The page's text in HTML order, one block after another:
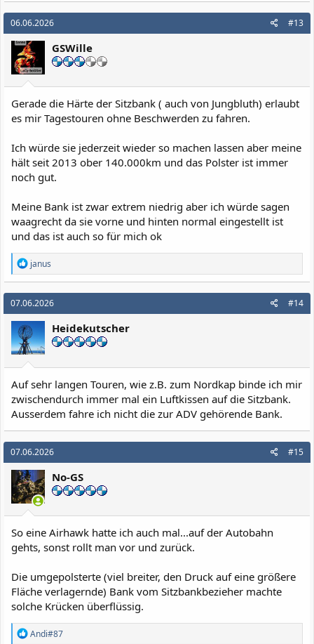
06.06.2026 #13
GSWille
Gerade die Härte der Sitzbank ( auch von Jungbluth) erlaubt
es mir Tagestouren ohne Beschwerden zu fahren.
Ich würde sie jederzeit wieder so machen lassen aber meine
hält seit 2013 ober 140.000km und das Polster ist immer
noch gut.
Meine Bank ist zwar extrem niedrig aber ich würde sagen
waagrecht da sie vorne und hinten normal eingestellt ist
und das ist auch so für mich ok
R
e
a
k
t
i
o
n
e
n
janus
07.06.2026 #14
Heidekutscher
Auf sehr langen Touren, wie z.B. zum Nordkap binde ich mir
zwischendurch immer mal ein Luftkissen auf die Sitzbank.
Ausserdem fahre ich nicht die zur ADV gehörende Bank.
07.06.2026 #15
No-GS
So eine Airhawk hatte ich auch mal...auf der Autobahn
gehts, sonst rollt man vor und zurück.
Die umgepolsterte (viel breiter, den Druck auf eine größere
Fläche verlagernde) Bank vom Sitzbankbezieher machte
solche Krücken überflüssig.
R
Andi#87